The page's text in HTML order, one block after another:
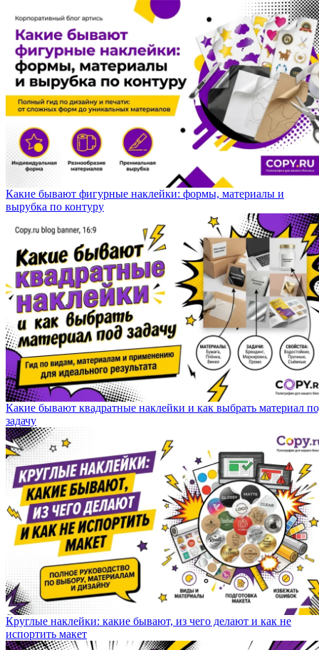
Какие бывают фигурные наклейки: формы, материалы и
вырубка по контуру
Какие бывают квадратные наклейки и как выбрать материал
задачу
Круглые наклейки: какие бывают, из чего делают и как не
испортить макет